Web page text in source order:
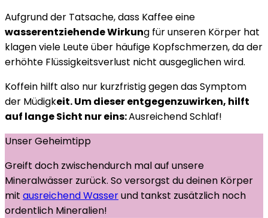
Aufgrund der Tatsache, dass Kaffee eine
wasserentziehende Wirkung für unseren Körper hat
klagen viele Leute über häufige Kopfschmerzen, da der
erhöhte Flüssigkeitsverlust nicht ausgeglichen wird.
Koffein hilft also nur kurzfristig gegen das Symptom
der Müdigkeit. Um dieser entgegenzuwirken, hilft
auf lange Sicht nur eins:Ausreichend Schlaf!
Unser Geheimtipp
Greift doch zwischendurch mal auf unsere
Mineralwässer zurück. So versorgst du deinen Körper
mit ausreichend Wasserund tankst zusätzlich noch
ordentlich Mineralien!